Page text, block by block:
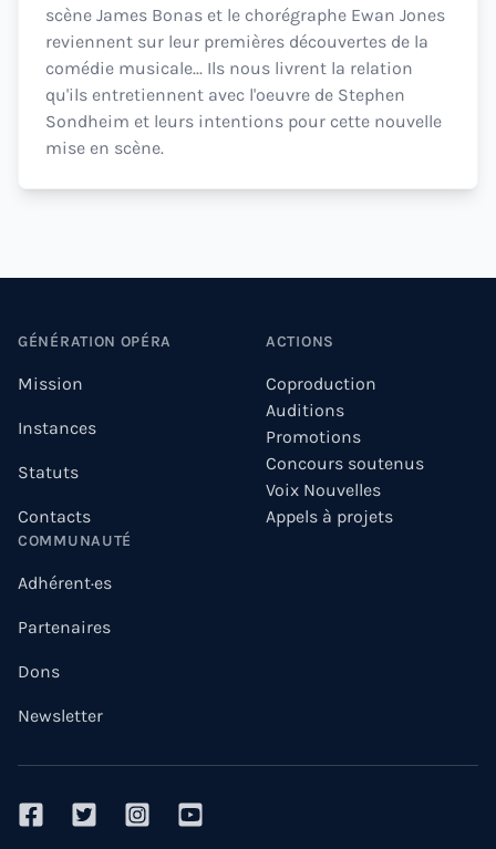
scène James Bonas et le chorégraphe Ewan Jones
reviennent sur leur premières découvertes de la
comédie musicale... Ils nous livrent la relation
qu'ils entretiennent avec l'oeuvre de Stephen
Sondheim et leurs intentions pour cette nouvelle
mise en scène.
GÉNÉRATION OPÉRA
Mission
Instances
Statuts
Contacts
COMMUNAUTÉ
Adhérent·es
Partenaires
Dons
Newsletter
ACTIONS
Coproduction
Auditions
Promotions
Concours soutenus
Voix Nouvelles
Appels à projets
facebooktwitter instagramyoutube